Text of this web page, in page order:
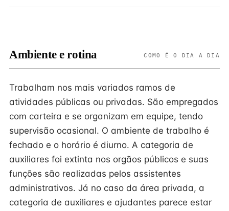
Ambiente e rotina COMO É O DIA A DIA
Trabalham nos mais variados ramos de
atividades públicas ou privadas. São empregados
com carteira e se organizam em equipe, tendo
supervisão ocasional. O ambiente de trabalho é
fechado e o horário é diurno. A categoria de
auxiliares foi extinta nos orgãos públicos e suas
funções são realizadas pelos assistentes
administrativos. Já no caso da área privada, a
categoria de auxiliares e ajudantes parece estar